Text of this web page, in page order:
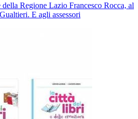
della Regione Lazio Francesco Rocca, al
E agli assessori